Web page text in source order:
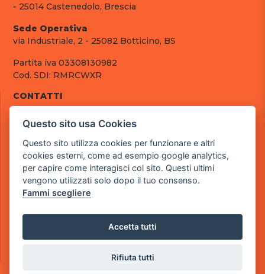
- 25014 Castenedolo, Brescia
Sede Operativa
via Industriale, 2 - 25082 Botticino, BS
Partita iva 03308130982
Cod. SDI: RMRCWXR
CONTATTI
tel.: +39 030 376 2377
pec: powergamesrl@legalmail.it
LINK UTILI
Chi siamo
Informazioni generali
Questo sito usa Cookies
Questo sito utilizza cookies per funzionare e altri
cookies esterni, come ad esempio google analytics,
per capire come interagisci col sito. Questi ultimi
vengono utilizzati solo dopo il tuo consenso.
Fammi scegliere
Accetta tutti
Rifiuta tutti